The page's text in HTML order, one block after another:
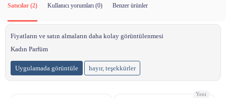
Satıcılar (2) Kullanıcı yorumları (0) Benzer ürünler
Fiyatların ve satın almaların daha kolay görüntülenmesi
Kadın Parfüm
Uygulamada görüntüle hayır, teşekkürler
Yeni